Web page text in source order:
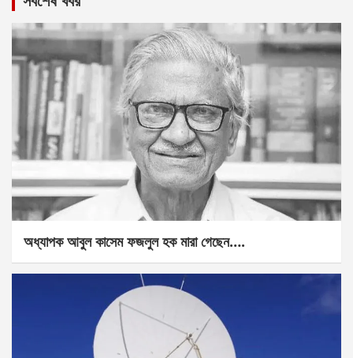
অধ্যাপক আবুল কাসেম ফজলুল হক মারা গেছেন….